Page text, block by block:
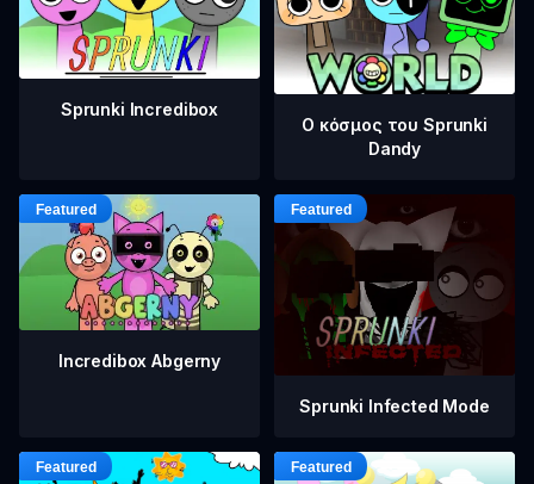
Sprunki Incredibox
Ο κόσμος του Sprunki
Dandy
Incredibox Abgerny
Sprunki Infected Mode